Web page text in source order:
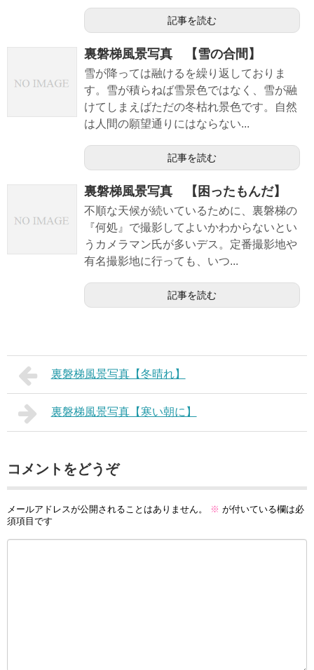
記事を読む
裏磐梯風景写真 【雪の合間】
雪が降っては融けるを繰り返しておりま
す。雪が積らねば雪景色ではなく、雪が融
けてしまえばただの冬枯れ景色です。自然
は人間の願望通りにはならない...
記事を読む
裏磐梯風景写真 【困ったもんだ】
不順な天候が続いているために、裏磐梯の
『何処』で撮影してよいかわからないとい
うカメラマン氏が多いデス。定番撮影地や
有名撮影地に行っても、いつ...
記事を読む
裏磐梯風景写真【冬晴れ】
裏磐梯風景写真【寒い朝に】
コメントをどうぞ
メールアドレスが公開されることはありません。 ※ が付いている欄は必
須項目です